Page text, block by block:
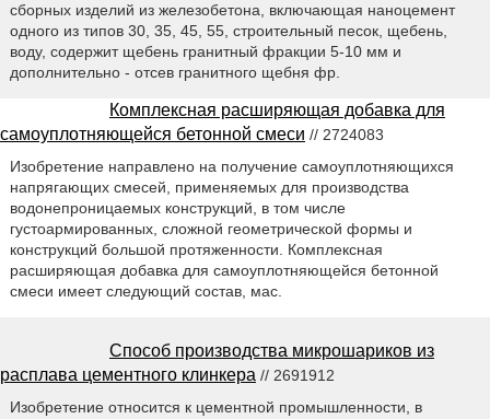
сборных изделий из железобетона, включающая наноцемент
одного из типов 30, 35, 45, 55, строительный песок, щебень,
воду, содержит щебень гранитный фракции 5-10 мм и
дополнительно - отсев гранитного щебня фр.
Комплексная расширяющая добавка для
самоуплотняющейся бетонной смеси // 2724083
Изобретение направлено на получение самоуплотняющихся
напрягающих смесей, применяемых для производства
водонепроницаемых конструкций, в том числе
густоармированных, сложной геометрической формы и
конструкций большой протяженности. Комплексная
расширяющая добавка для самоуплотняющейся бетонной
смеси имеет следующий состав, мас.
Способ производства микрошариков из
расплава цементного клинкера // 2691912
Изобретение относится к цементной промышленности, в